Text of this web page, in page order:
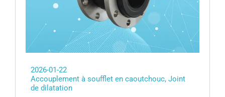
2026-01-22
Accouplement à soufflet en caoutchouc,Joint
de dilatation